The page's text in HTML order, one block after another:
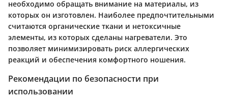
необходимо обращать внимание на материалы, из
которых он изготовлен. Наиболее предпочтительными
считаются органические ткани и нетоксичные
элементы, из которых сделаны нагреватели. Это
позволяет минимизировать риск аллергических
реакций и обеспечения комфортного ношения.
Рекомендации по безопасности при
использовании